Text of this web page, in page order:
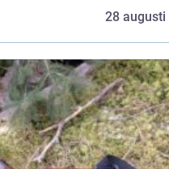
28 augusti